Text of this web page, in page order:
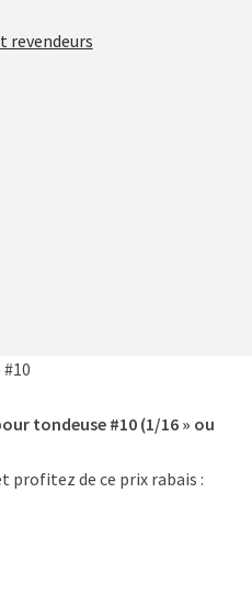
revendeurs
tondeuse #10 (1/16 » ou
profitez de ce prix rabais :